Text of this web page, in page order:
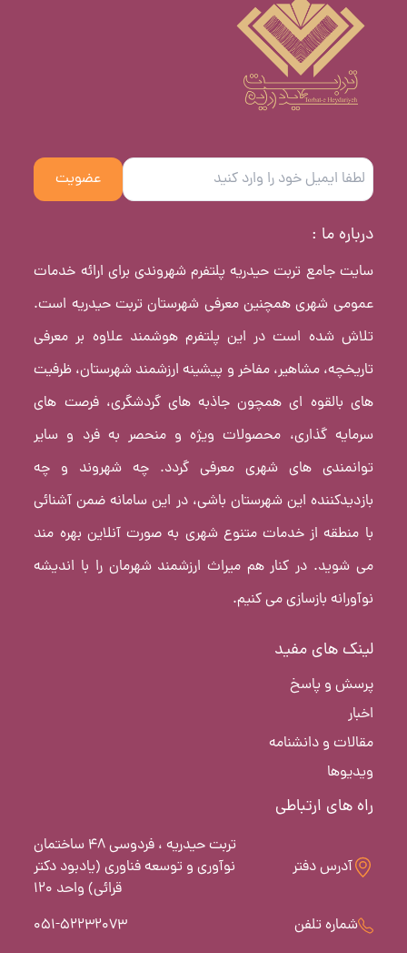
عضویت
درباره ما :
سایت جامع تربت حیدریه پلتفرم شهروندی برای ارائه خدمات
عمومی شهری همچنین معرفی شهرستان تربت حیدریه است.
تلاش شده است در این پلتفرم هوشمند علاوه بر معرفی
تاریخچه، مشاهیر، مفاخر و پیشینه ارزشمند شهرستان، ظرفیت
های بالقوه ای همچون جاذبه های گردشگری، فرصت های
سرمایه گذاری، محصولات ویژه و منحصر به فرد و سایر
توانمندی های شهری معرفی گردد. چه شهروند و چه
بازدیدکننده این شهرستان باشی، در این سامانه ضمن آشنائی
با منطقه از خدمات متنوع شهری به صورت آنلاین بهره مند
می شوید. در کنار هم میراث ارزشمند شهرمان را با اندیشه
نوآورانه بازسازی می کنیم.
لینک های مفید
پرسش و پاسخ
اخبار
مقالات و دانشنامه
ویدیوها
راه های ارتباطی
آدرس دفتر
تربت حیدریه ، فردوسی 48 ساختمان
نوآوری و توسعه فناوری (یادبود دکتر
قرائی) واحد 120
شماره تلفن
051-52232073